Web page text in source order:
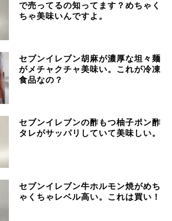
で売ってるの知ってます？めちゃく
ちゃ美味いんですよ。
セブンイレブン胡麻が濃厚な坦々麺
がメチャクチャ美味い。これが冷凍
食品なの？
セブンイレブンの酢もつ柚子ポン酢
タレがサッパリしていて美味しい。
セブンイレブン牛ホルモン焼がめち
ゃくちゃレベル高い。これは買い！